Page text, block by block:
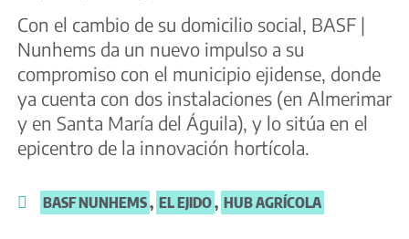
Con el cambio de su domicilio social, BASF |
Nunhems da un nuevo impulso a su
compromiso con el municipio ejidense, donde
ya cuenta con dos instalaciones (en Almerimar
y en Santa María del Águila), y lo sitúa en el
epicentro de la innovación hortícola.
BASF NUNHEMS, EL EJIDO, HUB AGRÍCOLA